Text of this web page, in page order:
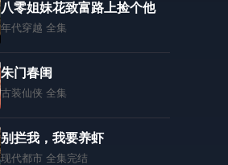
八零姐妹花致富路上捡个他
年代穿越 全集
朱门春闺
古装仙侠 全集
别拦我，我要养虾
现代都市 全集完结